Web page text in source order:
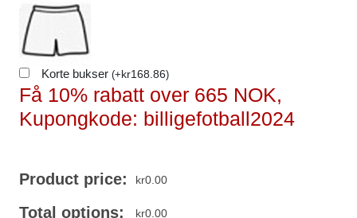
Korte bukser (+kr168.86)
Få 10% rabatt over 665 NOK,
Kupongkode: billigefotball2024
Product price: kr0.00
Total options: kr0.00